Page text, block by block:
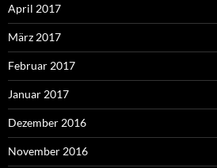
April 2017
März 2017
Februar 2017
Januar 2017
Dezember 2016
November 2016